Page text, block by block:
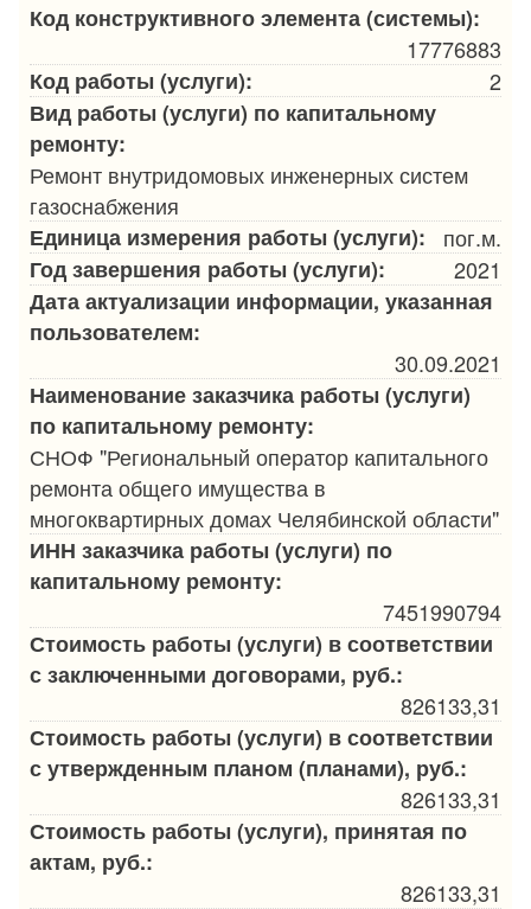
Код конструктивного элемента (системы):
17776883
Код работы (услуги):
2
Вид работы (услуги) по капитальному
ремонту:
Ремонт внутридомовых инженерных систем
газоснабжения
Единица измерения работы (услуги):
пог.м.
Год завершения работы (услуги):
2021
Дата актуализации информации, указанная
пользователем:
30.09.2021
Наименование заказчика работы (услуги)
по капитальному ремонту:
СНОФ "Региональный оператор капитального
ремонта общего имущества в
многоквартирных домах Челябинской области"
ИНН заказчика работы (услуги) по
капитальному ремонту:
7451990794
Стоимость работы (услуги) в соответствии
с заключенными договорами, руб.:
826133,31
Стоимость работы (услуги) в соответствии
с утвержденным планом (планами), руб.:
826133,31
Стоимость работы (услуги), принятая по
актам, руб.:
826133,31